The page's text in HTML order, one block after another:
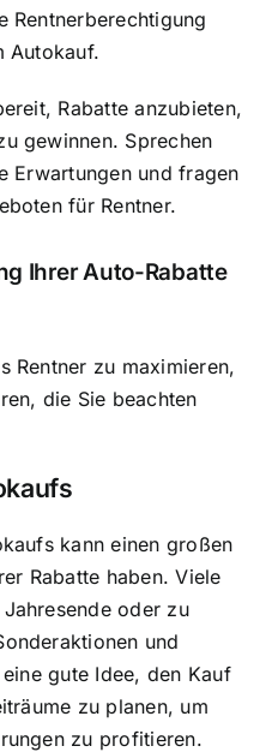
Rentnerberechtigung
Autokauf.
Rabatte anzubieten,
gewinnen. Sprechen
Erwartungen und fragen
für Rentner.
Ihrer Auto-Rabatte
Rentner zu maximieren,
die Sie beachten
kann einen großen
Rabatte haben. Viele
oder zu
und
gute Idee, den Kauf
zu planen, um
zu profitieren.